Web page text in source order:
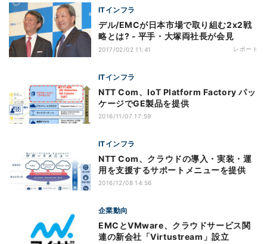
ITインフラ
デル/EMCが日本市場で取り組む2x2戦
略とは? - 平手・大塚両社長が会見
2017/02/02 11:41 レポート
ITインフラ
NTT Com、IoT Platform Factory パッ
ケージでGE製品を提供
2016/11/07 17:59
ITインフラ
NTT Com、クラウドの導入・実装・運
用を支援するサポートメニューを提供
2016/12/08 14:56
企業動向
EMCとVMware、クラウドサービス関
連の新会社「Virtustream」設立